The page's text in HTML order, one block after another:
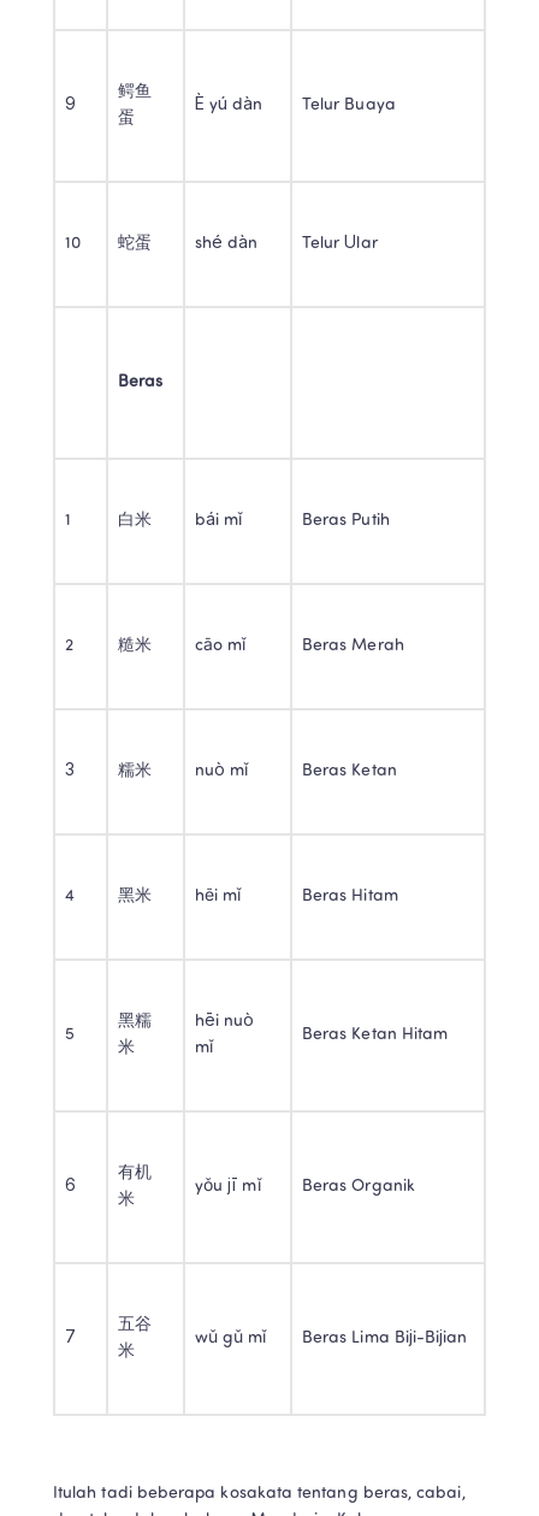
9
鳄鱼
蛋
È yú dàn Telur Buaya
10 蛇蛋 shé dàn Telur Ular
Beras
1 白米 bái mǐ Beras Putih
2 糙米 cāo mǐ Beras Merah
3 糯米 nuò mǐ Beras Ketan
4 黑米 hēi mǐ Beras Hitam
5
黑糯
米
hēi nuò
mǐ
Beras Ketan Hitam
6
有机
米
yǒu jī mǐ Beras Organik
7
五谷
米
wǔ gǔ mǐ Beras Lima Biji-Bijian
Itulah tadi beberapa kosakata tentang beras, cabai,